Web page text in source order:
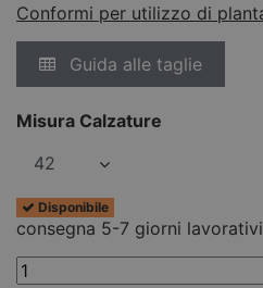
Conformi per utilizzo di
Guida alle taglie
Misura Calzature
Disponibile
consegna 5-7 giorni lavorativi